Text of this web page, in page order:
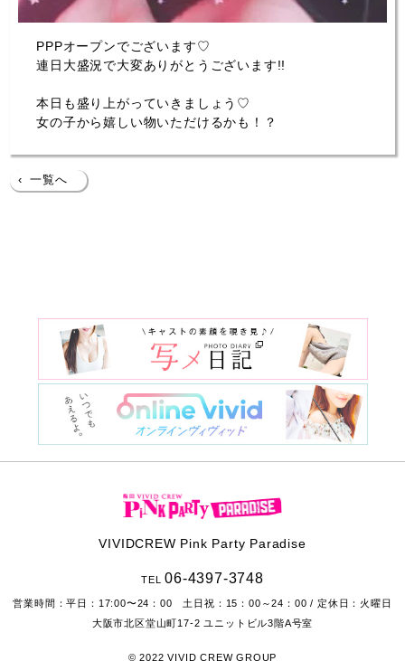
PPPオープンでございます♡
連日大盛況で大変ありがとうございます!!
本日も盛り上がっていきましょう♡
女の子から嬉しい物いただけるかも！？
‹ 一覧へ
VIVIDCREW Pink Party Paradise
TEL06-4397-3748
営業時間：平日：17:00〜24：00 土日祝：15：00～24：00 / 定休日：火曜日
大阪市北区堂山町17-2 ユニットビル3階A号室
© 2022 VIVID CREW GROUP